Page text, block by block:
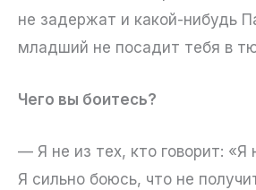
не задержат и какой-нибудь
младший не посадит тебя в
Чего вы боитесь?
— Я не из тех, кто говорит: «Я
Я сильно боюсь, что не